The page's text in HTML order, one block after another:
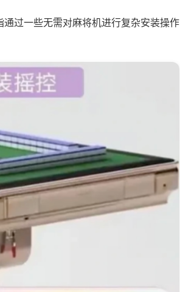
过一些无需对麻将机进行复杂安装操作